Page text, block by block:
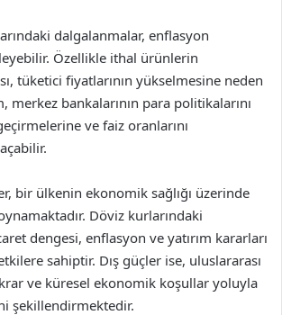
dalgalanmalar, enflasyon
Özellikle ithal ürünlerin
tüketici fiyatlarının yükselmesine neden
merkez bankalarının para politikalarını
ve faiz oranlarını
bir ülkenin ekonomik sağlığı üzerinde
Döviz kurlarındaki
dengesi, enflasyon ve yatırım kararları
sahiptir. Dış güçler ise, uluslararası
ve küresel ekonomik koşullar yoluyla
şekillendirmektedir.